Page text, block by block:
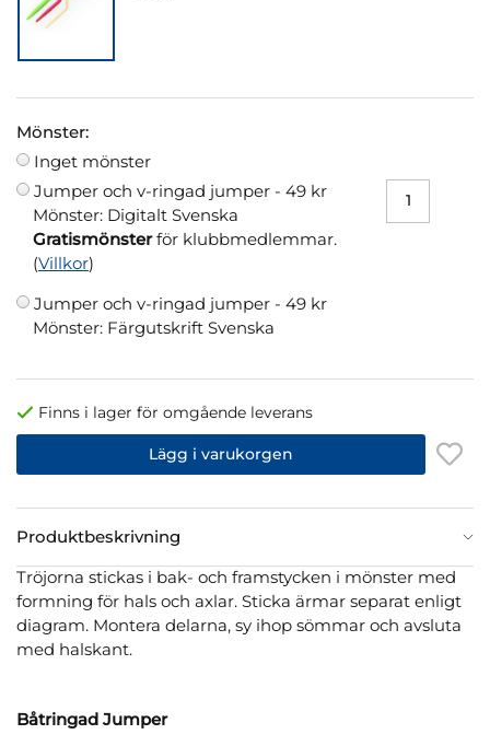
Mönster:
Inget mönster
Jumper och v-ringad jumper - 49 kr
Mönster: Digitalt Svenska
Gratismönsterför klubbmedlemmar.
(Villkor)
Jumper och v-ringad jumper - 49 kr
Mönster: Färgutskrift Svenska
Finns i lager för omgående leverans
Lägg i varukorgen
Produktbeskrivning
Tröjorna stickas i bak- och framstycken i mönster med
formning för hals och axlar. Sticka ärmar separat enligt
diagram. Montera delarna, sy ihop sömmar och avsluta
med halskant.
Båtringad Jumper